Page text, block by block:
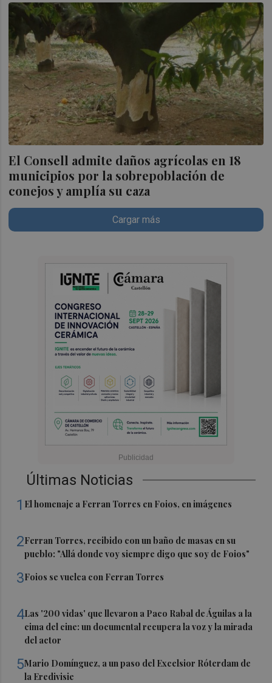
El Consell admite daños agrícolas en 18
municipios por la sobrepoblación de
conejos y amplía su caza
Cargar más
Últimas Noticias
1 El homenaje a Ferran Torres en Foios, en imágenes
2Ferran Torres, recibido con un baño de masas en su
pueblo: "Allá donde voy siempre digo que soy de Foios"
3Foios se vuelca con Ferran Torres
4Las '200 vidas' que llevaron a Paco Rabal de Águilas a la
cima del cine: un documental recupera la voz y la mirada
del actor
5Mario Domínguez, a un paso del Excelsior Róterdam de
la Eredivisie